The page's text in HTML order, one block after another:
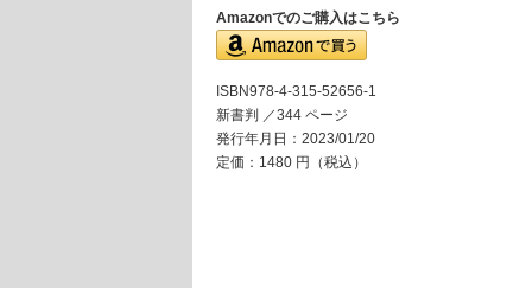
Amazonでのご購入はこちら
ISBN978-4-315-52656-1
新書判 ／344 ページ
発行年月日：2023/01/20
定価：1480 円（税込）